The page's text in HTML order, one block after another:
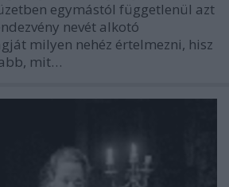
egymástól függetlenül azt
nevét alkotó
milyen nehéz értelmezni, hisz
mit…